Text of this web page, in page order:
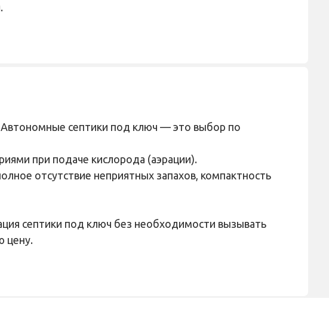
септики под ключ — это выбор по
при подаче кислорода (аэрации).
отсутствие неприятных запахов, компактность
септики под ключ без необходимости вызывать
цену.